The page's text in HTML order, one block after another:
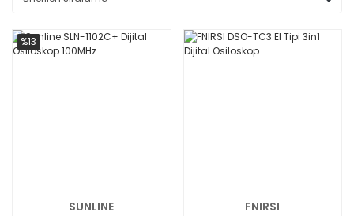
%13
SUNLINE FNIRSI